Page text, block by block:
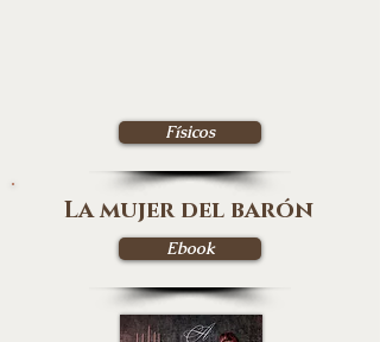
Físicos
La mujer del barón
Ebook